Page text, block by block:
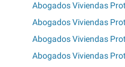
Abogados Viviendas
Abogados Viviendas
Abogados Viviendas
Abogados Viviendas